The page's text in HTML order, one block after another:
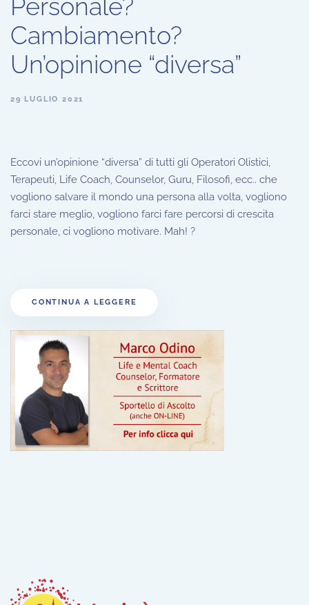
Personale?
Cambiamento?
Un’opinione “diversa”
29 LUGLIO 2021
Eccovi un’opinione “diversa” di tutti gli Operatori Olistici,
Terapeuti, Life Coach, Counselor, Guru, Filosofi, ecc.. che
vogliono salvare il mondo una persona alla volta, vogliono
farci stare meglio, vogliono farci fare percorsi di crescita
personale, ci vogliono motivare. Mah! ?
CONTINUA A LEGGERE